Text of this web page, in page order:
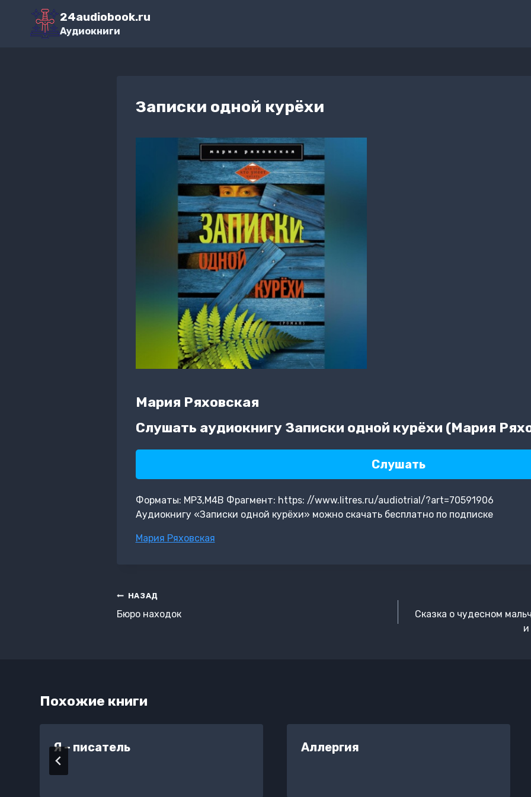
Перейти
содержимому
24audiobook.ru
Аудиокниги
Записки одной курёхи
Мария Ряховская
Слушать аудиокнигу Записки одной курёхи (Мария
Слушать
Форматы: MP3,M4B Фрагмент: https: //www.litres.ru/audiotrial/?art=70591906
Аудиокнигу «Записки одной курёхи» можно скачать бесплатно по подписке
Метки
Мария Ряховская
Навигация
по
НАЗАД
Бюро находок
Сказка о чудесном
Похожие книги
Я – писатель Аллергия